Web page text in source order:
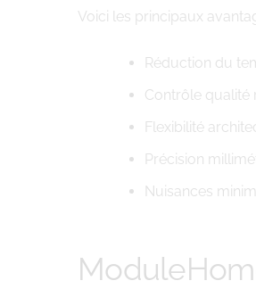
Voici les principaux
Réduction du
Contrôle qualité
Flexibilité
Précision
Nuisances